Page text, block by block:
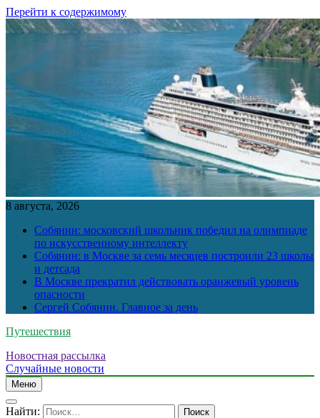
Перейти к содержимому
8 августа, 2026
Собянин: московский школьник победил на олимпиаде
по искусственному интеллекту
Собянин: в Москве за семь месяцев построили 23 школы
и детсада
В Москве прекратил действовать оранжевый уровень
опасности
Сергей Собянин. Главное за день
Путешествия
Новостная рассылка
Случайные новости
Меню
Найти: